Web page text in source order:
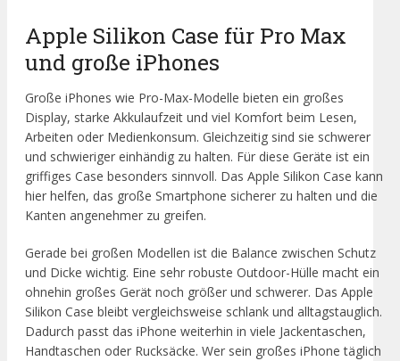
Apple Silikon Case für Pro Max
und große iPhones
Große iPhones wie Pro-Max-Modelle bieten ein großes
Display, starke Akkulaufzeit und viel Komfort beim Lesen,
Arbeiten oder Medienkonsum. Gleichzeitig sind sie schwerer
und schwieriger einhändig zu halten. Für diese Geräte ist ein
griffiges Case besonders sinnvoll. Das Apple Silikon Case kann
hier helfen, das große Smartphone sicherer zu halten und die
Kanten angenehmer zu greifen.
Gerade bei großen Modellen ist die Balance zwischen Schutz
und Dicke wichtig. Eine sehr robuste Outdoor-Hülle macht ein
ohnehin großes Gerät noch größer und schwerer. Das Apple
Silikon Case bleibt vergleichsweise schlank und alltagstauglich.
Dadurch passt das iPhone weiterhin in viele Jackentaschen,
Handtaschen oder Rucksäcke. Wer sein großes iPhone täglich